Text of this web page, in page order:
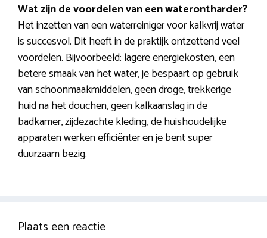
Wat zijn de voordelen van een waterontharder?
Het inzetten van een waterreiniger voor kalkvrij water
is succesvol. Dit heeft in de praktijk ontzettend veel
voordelen. Bijvoorbeeld: lagere energiekosten, een
betere smaak van het water, je bespaart op gebruik
van schoonmaakmiddelen, geen droge, trekkerige
huid na het douchen, geen kalkaanslag in de
badkamer, zijdezachte kleding, de huishoudelijke
apparaten werken efficiënter en je bent super
duurzaam bezig.
Plaats een reactie